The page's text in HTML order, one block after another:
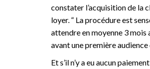
constater l’acquisition de la
loyer. “ La procédure est
attendre en moyenne 3 mois
avant une première audience
Et s’il n’y a eu aucun